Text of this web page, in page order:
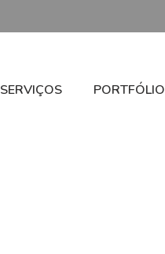
SERVIÇOS PORTFÓLIO